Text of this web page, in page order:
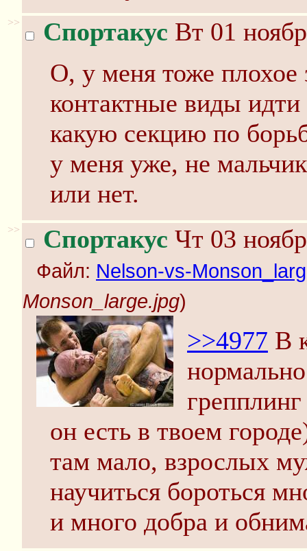
>> Спортакус Вт 01
О, у меня тоже плохое
контактные виды
какую секцию по
у меня уже, не
или нет.
>> Спортакус Чт 03
Файл: Nelson-vs-
Monson_large.jpg)
>>4977 В
он есть в твоем
там мало, взрослых
научиться бороться
и много добра и